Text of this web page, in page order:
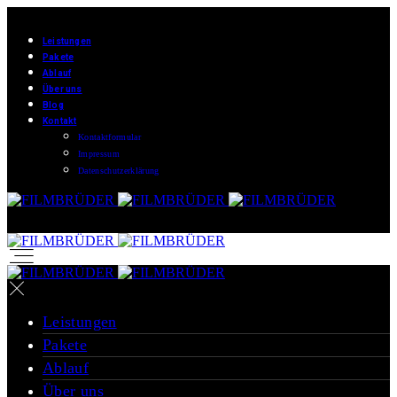
Leistungen
Pakete
Ablauf
Über uns
Blog
Kontakt
Kontaktformular
Impressum
Datenschutzerklärung
Leistungen
Pakete
Ablauf
Über uns